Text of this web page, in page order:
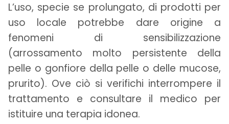
L’uso, specie se prolungato, di prodotti per
uso locale potrebbe dare origine a
fenomeni di sensibilizzazione
(arrossamento molto persistente della
pelle o gonfiore della pelle o delle mucose,
prurito). Ove ciò si verifichi interrompere il
trattamento e consultare il medico per
istituire una terapia idonea.